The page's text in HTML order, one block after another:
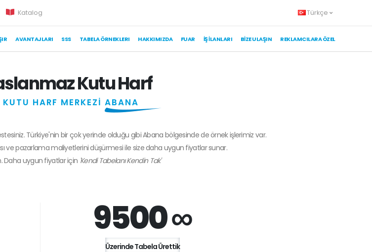
Katalog Türkçe
AVANTAJLARI SSS TABELA ÖRNEKLERI HAKKIMIZDA FUAR İŞ İLANLARI BIZE ULAŞIN REKLAMCILARA ÖZEL
Kutu Harf
HARF MERKEZİ ABANA
Türkiye'nin bir çok yerinde olduğu gibi Abana bölgesinde de örnek işlerimiz var.
ve pazarlama maliyetlerini düşürmesi ile size daha uygun fiyatlar sunar.
Daha uygun fiyatlar için 'Kendi Tabelanı Kendin Tak'
9500 ∞
Üzerinde Tabela Ürettik